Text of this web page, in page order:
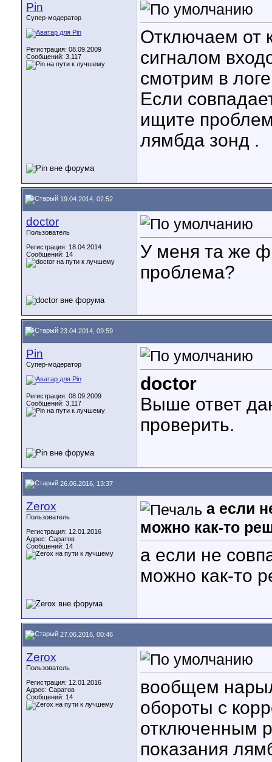
Pin
Супер-модератор
Регистрация: 08.09.2009
Сообщений: 3,117
Отключаем от
сигналом
смотрим в
Если
ищите
лямбда зонд .
19.04.2014, 02:52
doctor
Пользователь
Регистрация: 18.04.2014
Сообщений: 14
У меня та же
проблема?
23.04.2014, 09:59
Pin
Супер-модератор
Регистрация: 08.09.2009
Сообщений: 3,117
doctor
Выше ответ
проверить.
26.06.2016, 13:37
Zerox
Пользователь
Регистрация: 12.01.2016
Адрес: Саратов
Сообщений: 14
а если
можно как-то
а если не
можно как-то
27.06.2016, 00:46
Zerox
Пользователь
Регистрация: 12.01.2016
Адрес: Саратов
Сообщений: 14
вообщем
обороты с
отключенным
показания